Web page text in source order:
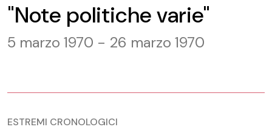
"Note politiche varie"
5 marzo 1970 - 26 marzo 1970
ESTREMI CRONOLOGICI